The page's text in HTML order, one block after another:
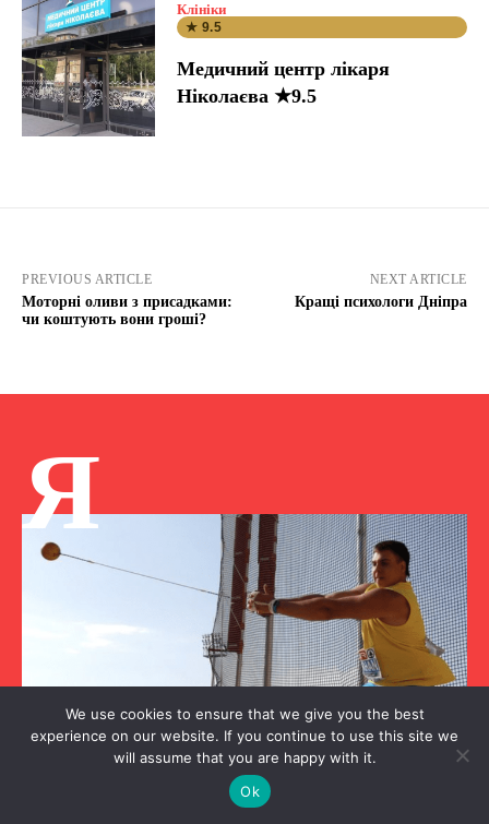
Клініки
★ 9.5
Медичний центр лікаря
Ніколаєва ★9.5
PREVIOUS ARTICLE
Моторні оливи з присадками:
чи коштують вони гроші?
NEXT ARTICLE
Кращі психологи Дніпра
Я
We use cookies to ensure that we give you the best
experience on our website. If you continue to use this site we
will assume that you are happy with it.
Ok